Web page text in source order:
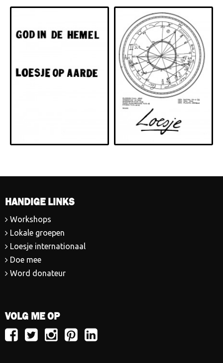
HANDIGE LINKS
Workshops
Lokale groepen
Loesje internationaal
Doe mee
Word donateur
VOLG ME OP
VolgVolgVolgVolgVolg